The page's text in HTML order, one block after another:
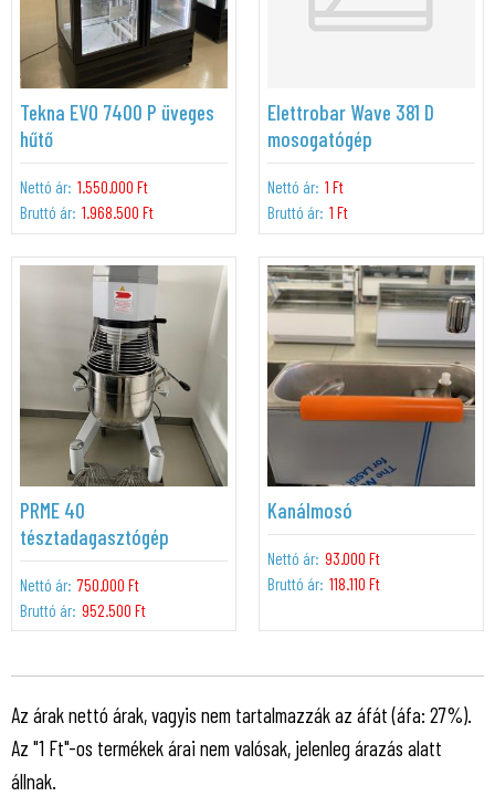
Tekna EVO 7400 P üveges
hűtő
Nettó ár: 1.550.000 Ft
Bruttó ár: 1.968.500 Ft
Elettrobar Wave 381 D
mosogatógép
Nettó ár: 1 Ft
Bruttó ár: 1 Ft
PRME 40
tésztadagasztógép
Nettó ár: 750.000 Ft
Bruttó ár: 952.500 Ft
Kanálmosó
Nettó ár: 93.000 Ft
Bruttó ár: 118.110 Ft
Az árak nettó árak, vagyis nem tartalmazzák az áfát (áfa: 27%).
Az "1 Ft"-os termékek árai nem valósak, jelenleg árazás alatt
állnak.